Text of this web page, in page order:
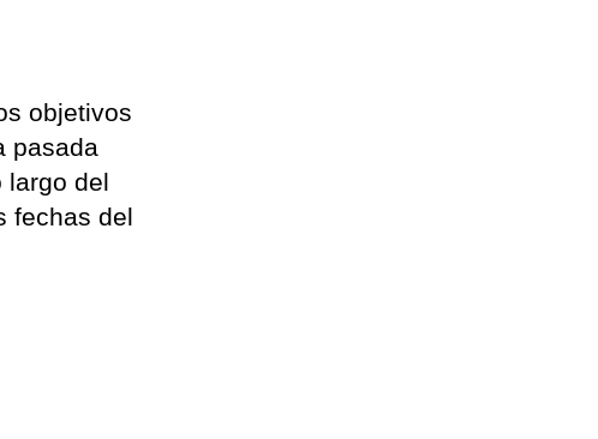
objetivos
pasada
largo del
fechas del